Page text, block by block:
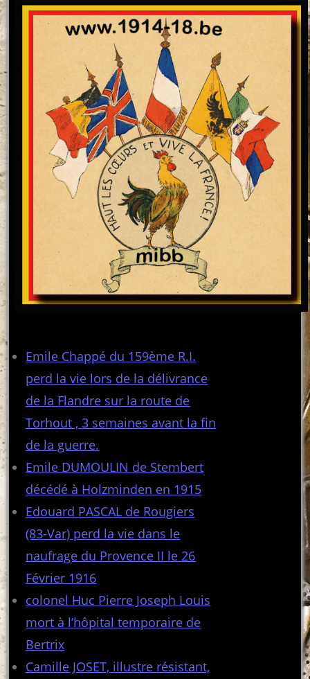
Emile Chappé du 159ème R.I.
perd la vie lors de la délivrance
de la Flandre sur la route de
Torhout , 3 semaines avant la fin
de la guerre.
Emile DUMOULIN de Stembert
décédé à Holzminden en 1915
Edouard PASCAL de Rougiers
(83-Var) perd la vie dans le
naufrage du Provence II le 26
Février 1916
colonel Huc Pierre Joseph Louis
mort à l’hôpital temporaire de
Bertrix
Camille JOSET, illustre résistant,